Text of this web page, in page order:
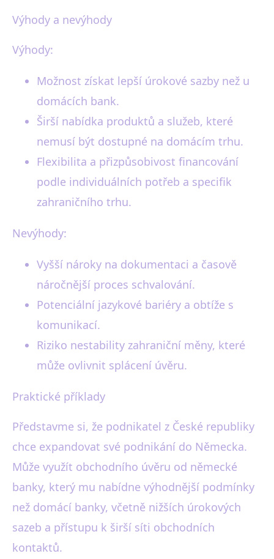
Výhody a nevýhody
Výhody:
Možnost získat lepší úrokové sazby než u
domácích bank.
Širší nabídka produktů a služeb, které
nemusí být dostupné na domácím trhu.
Flexibilita a přizpůsobivost financování
podle individuálních potřeb a specifik
zahraničního trhu.
Nevýhody:
Vyšší nároky na dokumentaci a časově
náročnější proces schvalování.
Potenciální jazykové bariéry a obtíže s
komunikací.
Riziko nestability zahraniční měny, které
může ovlivnit splácení úvěru.
Praktické příklady
Představme si, že podnikatel z České republiky
chce expandovat své podnikání do Německa.
Může využít obchodního úvěru od německé
banky, který mu nabídne výhodnější podmínky
než domácí banky, včetně nižších úrokových
sazeb a přístupu k širší síti obchodních
kontaktů.